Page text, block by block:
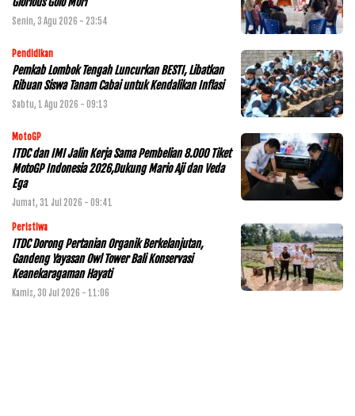
Senin, 3 Agu 2026 - 23:54
Pendidikan
Pemkab Lombok Tengah Luncurkan BESTI, Libatkan
Ribuan Siswa Tanam Cabai untuk Kendalikan Inflasi
Sabtu, 1 Agu 2026 - 09:13
MotoGP
ITDC dan IMI Jalin Kerja Sama Pembelian 8.000 Tiket
MotoGP Indonesia 2026,Dukung Mario Aji dan Veda
Ega
Jumat, 31 Jul 2026 - 09:41
Peristiwa
ITDC Dorong Pertanian Organik Berkelanjutan,
Gandeng Yayasan Owl Tower Bali Konservasi
Keanekaragaman Hayati
Kamis, 30 Jul 2026 - 11:06